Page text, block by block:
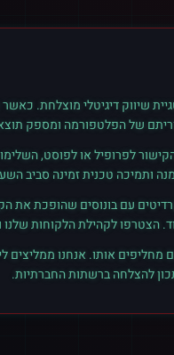
שיווק דיגיטלי מוצלחת.
של הפלטפורמה ומספק
לפרופיל או לפוסט,
ותמיכה טכנית זמינה סביב
עם בונוסים שהופכת את
מחליפים אותו. אנחנו
להצלחה ברשתות החברתיות.